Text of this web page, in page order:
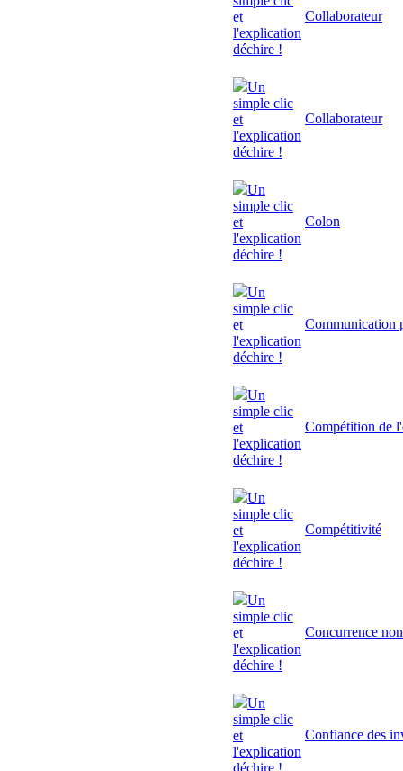
et
l'explication
déchire !
Collaborateur
Un
simple clic
et
l'explication
déchire !
Collaborateur
Un
simple clic
et
l'explication
déchire !
Colon
Un
simple clic
et
l'explication
déchire !
Communication
Un
simple clic
et
l'explication
déchire !
Compétition de
Un
simple clic
et
l'explication
déchire !
Compétitivité
Un
simple clic
et
l'explication
déchire !
Concurrence
Un
simple clic
et
l'explication
déchire !
Confiance des